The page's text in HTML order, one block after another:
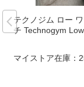
テクノジム ロー
チ Technogym
マイストア在庫：